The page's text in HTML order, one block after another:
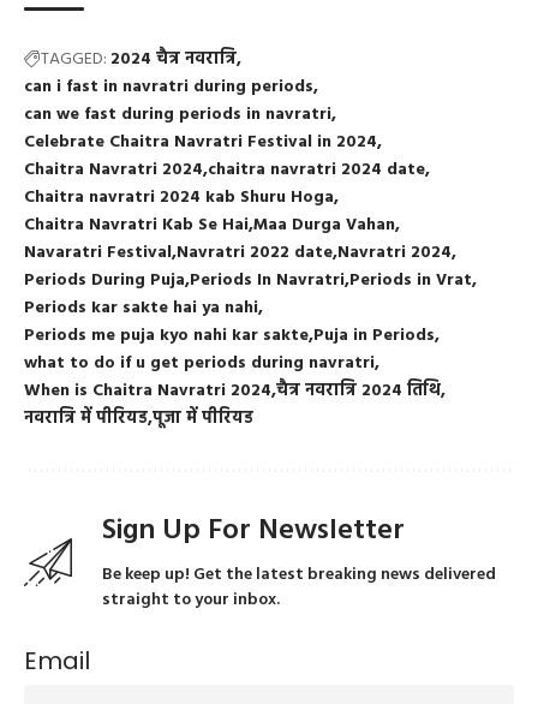
TAGGED: 2024 चैत्र नवरात्रि
can i fast in navratri during periods
can we fast during periods in navratri
Celebrate Chaitra Navratri Festival in 2024
Chaitra Navratri 2024 chaitra navratri 2024 date
Chaitra navratri 2024 kab Shuru Hoga
Chaitra Navratri Kab Se HaiMaa Durga Vahan
Navaratri Festival Navratri 2022 date Navratri 2024
Periods During Puja Periods In Navratri Periods in Vrat
Periods kar sakte hai ya nahi
Periods me puja kyo nahi kar sakte Puja in Periods
what to do if u get periods during navratri
When is Chaitra Navratri 2024 चैत्र नवरात्रि 2024 तिथि
नवरात्रि में पीरियडपूजा में पीरियड
Sign Up For Newsletter
Be keep up! Get the latest breaking news delivered
straight to your inbox.
Email